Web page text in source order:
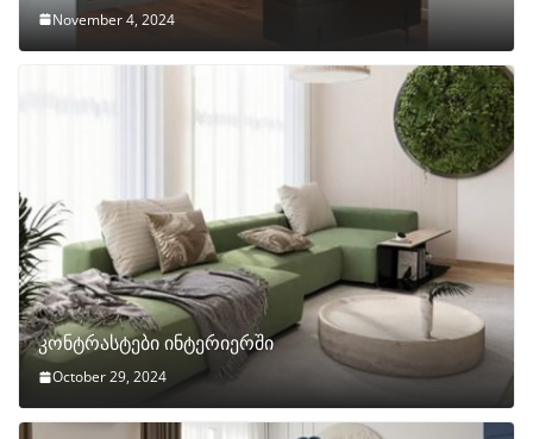
November 4, 2024
კონტრასტები ინტერიერში
October 29, 2024